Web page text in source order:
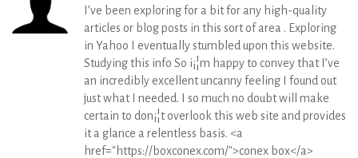
I’ve been exploring for a bit for any high-quality
articles or blog posts in this sort of area . Exploring
in Yahoo I eventually stumbled upon this website.
Studying this info So i¡¦m happy to convey that I’ve
an incredibly excellent uncanny feeling I found out
just what I needed. I so much no doubt will make
certain to don¡¦t overlook this web site and provides
it a glance a relentless basis. <a
href="https://boxconex.com/">conex box</a>